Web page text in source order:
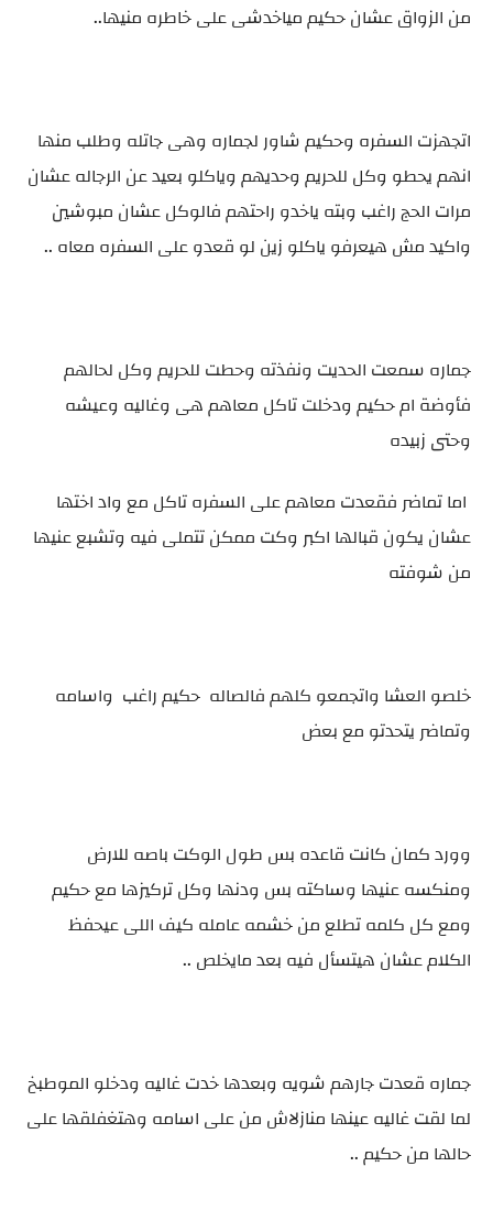
من الزواق عشان حكيم مياخدشى على خاطره منيها..
اتجهزت السفره وحكيم شاور لجماره وهى جاتله وطلب منها
انهم يحطو وكل للحريم وحديهم وياكلو بعيد عن الرجاله عشان
مرات الحج راغب وبته ياخدو راحتهم فالوكل عشان مبوشين
واكيد مش هيعرفو ياكلو زين لو قعدو على السفره معاه ..
جماره سمعت الحديت ونفذته وحطت للحريم وكل لحالهم
فأوضة ام حكيم ودخلت تاكل معاهم هى وغاليه وعيشه
وحتى زبيده
اما تماضر فقعدت معاهم على السفره تاكل مع واد اختها
عشان يكون قبالها اكبر وكت ممكن تتملى فيه وتشبع عنيها
من شوفته
خلصو العشا واتجمعو كلهم فالصاله حكيم راغب واسامه
وتماضر يتحدتو مع بعض
وورد كمان كانت قاعده بس طول الوكت باصه للارض
ومنكسه عنيها وساكته بس ودنها وكل تركيزها مع حكيم
ومع كل كلمه تطلع من خشمه عامله كيف اللى عيحفظ
الكلام عشان هيتسأل فيه بعد مايخلص ..
جماره قعدت جارهم شويه وبعدها خدت غاليه ودخلو الموطبخ
لما لقت غاليه عينها منازلاش من على اسامه وهتغفلقها على
حالها من حكيم ..